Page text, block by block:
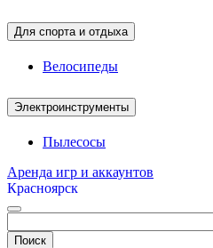
Для спорта и отдыха
Велосипеды
Электроинструменты
Пылесосы
Аренда игр и аккаунтов
Красноярск